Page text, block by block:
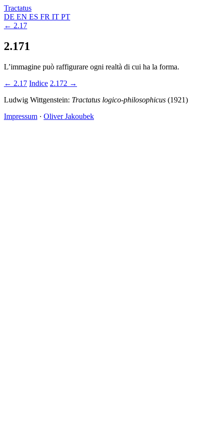
Tractatus
DE EN ES FR IT PT
← 2.17
2.171
L’immagine può raffigurare ogni realtà di cui ha la forma.
← 2.17 Indice 2.172 →
Ludwig Wittgenstein: Tractatus logico-philosophicus (1921)
Impressum · Oliver Jakoubek